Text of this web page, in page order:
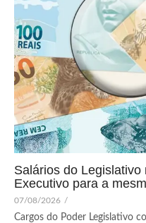
Salários do
Executivo para a
07/08/2026 /
Cargos do Poder Legislativo